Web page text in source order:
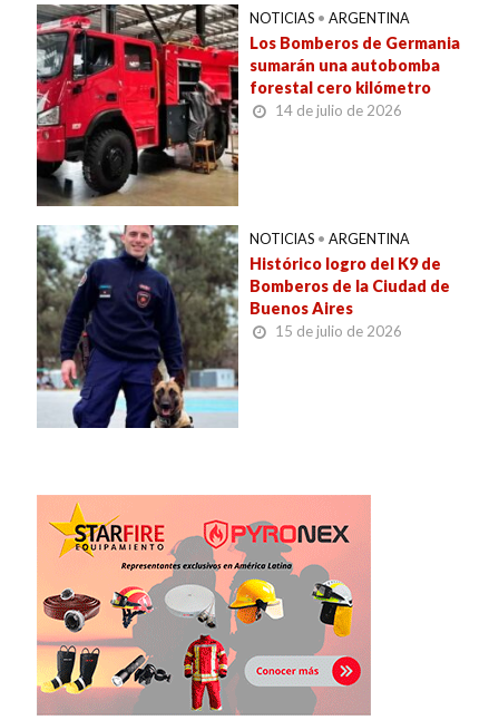
NOTICIAS • ARGENTINA
Los Bomberos de Germania
sumarán una autobomba
forestal cero kilómetro
14 de julio de 2026
NOTICIAS • ARGENTINA
Histórico logro del K9 de
Bomberos de la Ciudad de
Buenos Aires
15 de julio de 2026